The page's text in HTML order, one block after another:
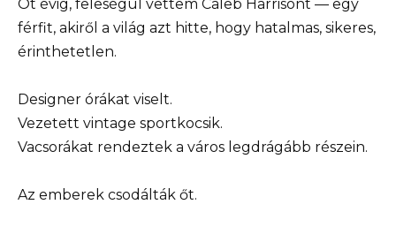
Öt évig, feleségül vettem Caleb Harrisont — egy
férfit, akiről a világ azt hitte, hogy hatalmas, sikeres,
érinthetetlen.
Designer órákat viselt.
Vezetett vintage sportkocsik.
Vacsorákat rendeztek a város legdrágább részein.
Az emberek csodálták őt.